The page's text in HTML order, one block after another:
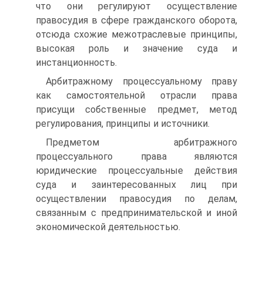
что они регулируют осуществление
правосудия в сфере гражданского оборота,
отсюда схожие межотраслевые принципы,
высокая роль и значение суда и
инстанционность.
Арбитражному процессуальному праву
как самостоятельной отрасли права
присущи собственные предмет, метод
регулирования, принципы и источники.
Предметом арбитражного
процессуального права являются
юридические процессуальные действия
суда и заинтересованных лиц при
осуществлении правосудия по делам,
связанным с предпринимательской и иной
экономической деятельностью.